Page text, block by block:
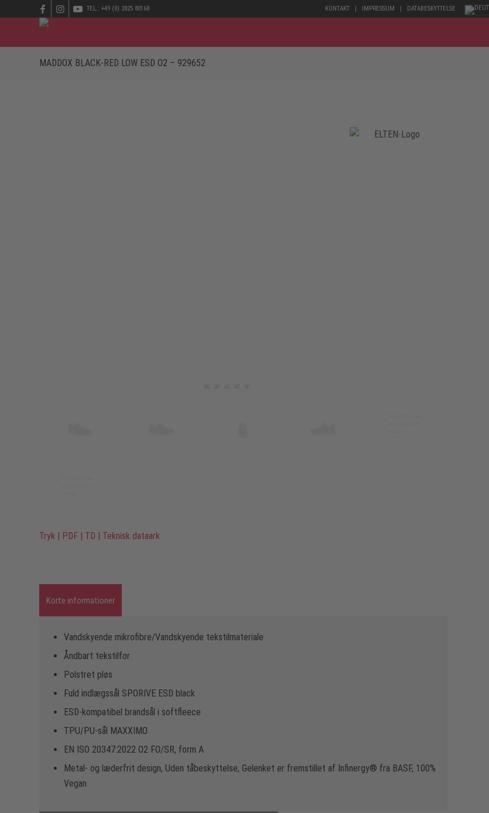
KONTAKT IMPRESSUM DATABESKYTTELSE
TEL.: +49 (0) 2825 80168
MADDOX BLACK-RED LOW ESD O2 – 929652
Tryk | PDF | TD | Teknisk dataark
Korte informationer
Vandskyende mikrofibre/Vandskyende tekstilmateriale
Åndbart tekstilfor
Polstret pløs
Fuld indlægssål SPORIVE ESD black
ESD-kompatibel brandsål i softfleece
TPU/PU-sål MAXXIMO
EN ISO 20347:2022 O2 FO/SR, form A
Metal- og læderfrit design, Uden tåbeskyttelse, Gelenket er fremstillet af Infinergy® fra BASF, 100%
Vegan